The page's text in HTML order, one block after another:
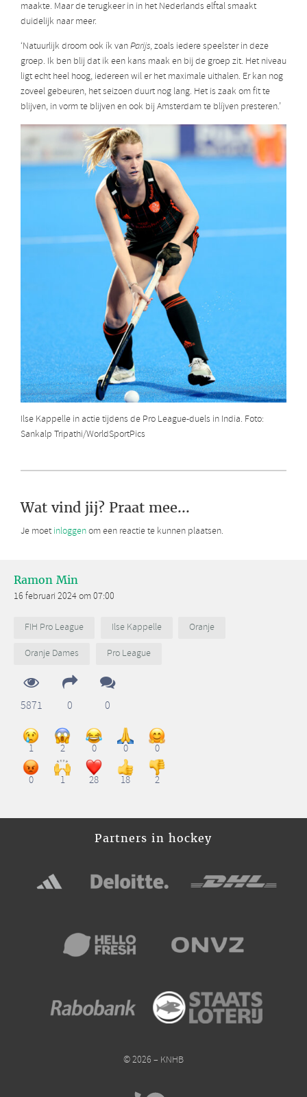
maakte. Maar de terugkeer in in het Nederlands elftal smaakt
duidelijk naar meer.
‘Natuurlijk droom ook ík vanParijs, zoals iedere speelster in deze
groep. Ik ben blij dat ik een kans maak en bij de groep zit. Het niveau
ligt echt heel hoog, iedereen wil er het maximale uithalen. Er kan nog
zoveel gebeuren, het seizoen duurt nog lang. Het is zaak om fit te
blijven, in vorm te blijven en ook bij Amsterdam te blíjven presteren.’
Ilse Kappelle in actie tijdens de Pro League-duels in India. Foto:
Sankalp Tripathi/WorldSportPics
Wat vind jij? Praat mee...
Je moet inloggenom een reactie te kunnen plaatsen.
Ramon Min
16 februari 2024 om 07:00
FIH Pro League Ilse Kappelle
Oranje
Oranje Dames
Pro League
5871 0 0
1 2 0 0 0
0 1 28 18 2
Partners in hockey
© 2026 – KNHB